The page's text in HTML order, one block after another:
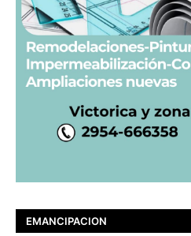
EMANCIPACION